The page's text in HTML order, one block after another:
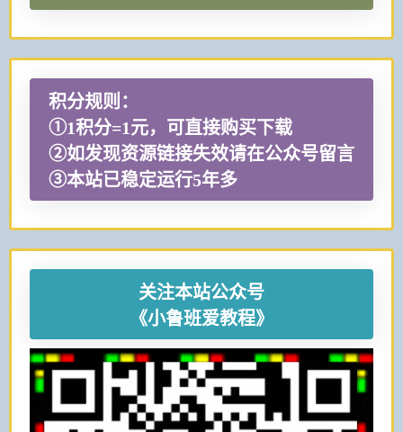
积分规则：
①1积分=1元，可直接购买下载
②如发现资源链接失效请在公众号留言
③本站已稳定运行5年多
关注本站公众号
《小鲁班爱教程》